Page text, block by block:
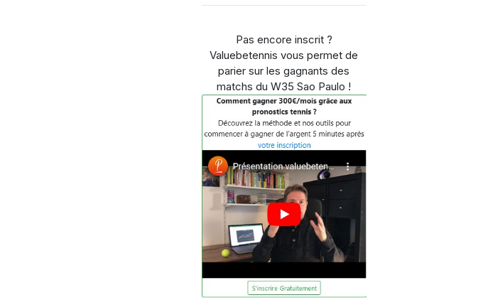
Pas encore inscrit ?
Valuebetennis vous permet de
parier sur les gagnants des
matchs du W35 Sao Paulo !